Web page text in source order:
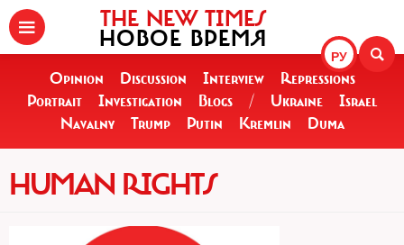
РУ
THE NEW TIMES
НОВОЕ ВРЕМЯ
Opinion Discussion Interview
Repressions
Portrait
Investigation Blogs / Ukraine
Israel
Navalny
Trump Putin Kremlin Duma
HUMAN RIGHTS